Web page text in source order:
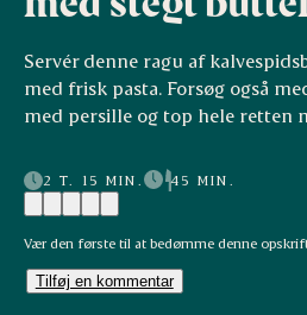
Servér denne ragu af
med frisk pasta. Forsøg også
med persille og top hele retten
2 T. 15 MIN. 45 MIN.
Vær den første til at bedømme denne
Tilføj en kommentar